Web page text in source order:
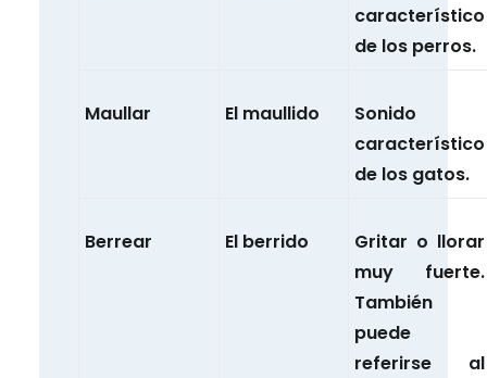
característico
de los perros.
Maullar El maullido
Sonido
característico
de los gatos.
Berrear El berrido
Gritar o llorar
muy fuerte.
También
puede
referirse al